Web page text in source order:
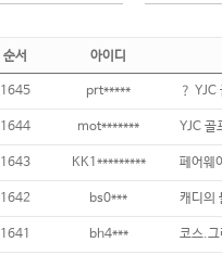
순서 아이디
1645 prt*****
1644 mot******* YJC 골
1643 KK1********* 페어웨
1642 bs0***
1641 bh4***